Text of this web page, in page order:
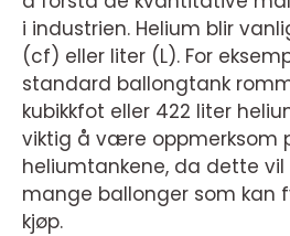
i industrien. Helium blir
(cf) eller liter (L). For
standard ballongtank
kubikkfot eller 422 liter
viktig å være oppmerksom
heliumtankene, da dette vil
mange ballonger som kan
kjøp.